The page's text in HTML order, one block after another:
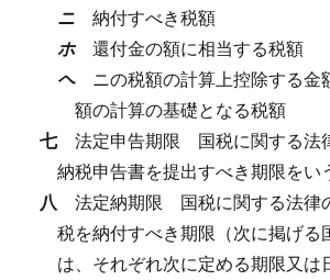
ニ 納付すべき税額
ホ 還付金の額に相当する税額
ヘ ニの税額の計算上控除する金
額の計算の基礎となる税額
七 法定申告期限
国税に関する法
納税申告書を提出すべき期限をい
八 法定納期限
国税に関する法律
税を納付すべき期限（次に掲げる
は、それぞれ次に定める期限又は